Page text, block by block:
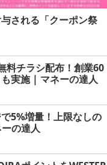
される「クーポン祭
料チラシ配布！創業60
実施 | マネーの達人
5%増量！上限なしの
の達人